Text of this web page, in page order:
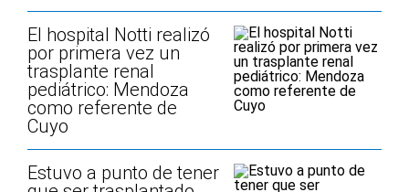
El hospital Notti realizó
por primera vez un
trasplante renal
pediátrico: Mendoza
como referente de
Cuyo
Estuvo a punto de tener